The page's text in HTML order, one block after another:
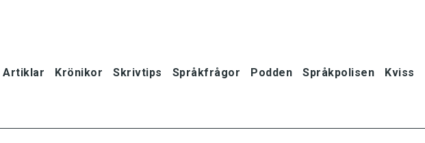
Artiklar Krönikor Skrivtips Språkfrågor Podden Språkpolisen Kviss